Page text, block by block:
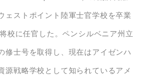
ェストポイント陸軍士官学校を卒業
校に任官した。ペンシルベニア州立
修士号を取得し、現在はアイゼンハ
源戦略学校として知られているアメ